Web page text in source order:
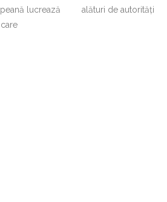
lucrează
alături de autorități